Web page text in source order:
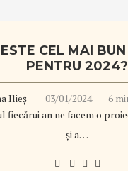
CEL MAI
PENTRU 2024?
Ilieș 03/01/2024
6
fiecărui an ne facem o
și a…